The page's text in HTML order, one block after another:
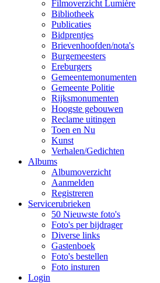
Filmoverzicht Lumière
Bibliotheek
Publicaties
Bidprentjes
Brievenhoofden/nota's
Burgemeesters
Ereburgers
Gemeentemonumenten
Gemeente Politie
Rijksmonumenten
Hoogste gebouwen
Reclame uitingen
Toen en Nu
Kunst
Verhalen/Gedichten
Albums
Albumoverzicht
Aanmelden
Registreren
Servicerubrieken
50 Nieuwste foto's
Foto's per bijdrager
Diverse links
Gastenboek
Foto's bestellen
Foto insturen
Login